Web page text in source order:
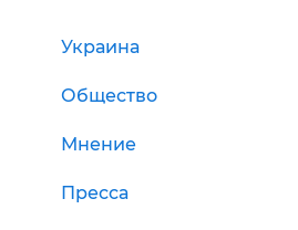
Украина
Общество
Мнение
Пресса